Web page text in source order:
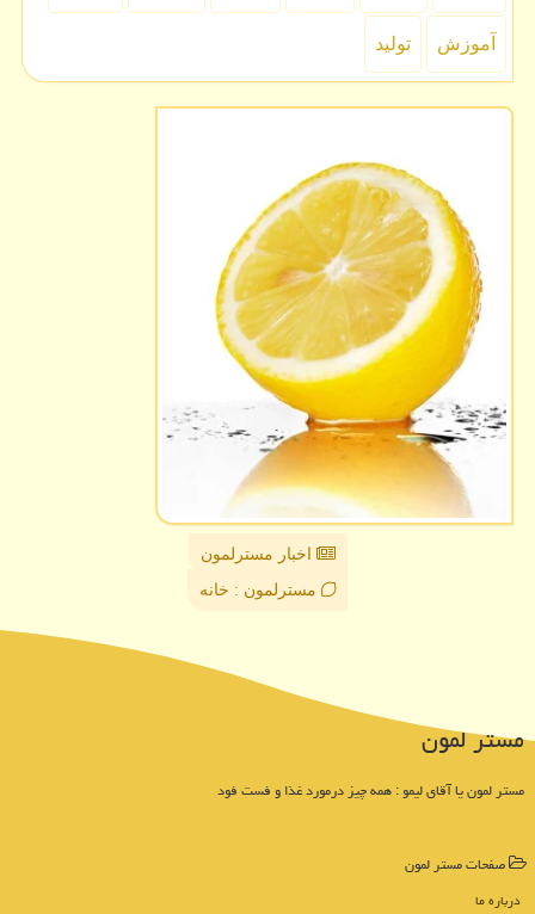
آموزش تولید
اخبار مسترلمون
مسترلمون : خانه
مستر لمون
مستر لمون یا آقای لیمو : همه چیز درمورد غذا و فست فود
صفحات مستر لمون
درباره ما